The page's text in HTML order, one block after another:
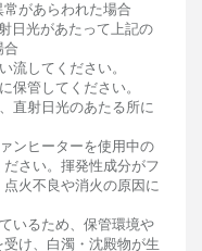
常があらわれた場合
日光があたって上記の
合
流してください。
保管してください。
直射日光のあたる所に
ンヒーターを使用中の
さい。揮発性成分がフ
火不良や消火の原因に
いるため、保管環境や
け、白濁・沈殿物が生